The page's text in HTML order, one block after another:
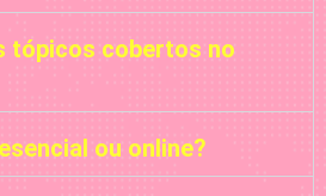
tópicos cobertos no
ou online?